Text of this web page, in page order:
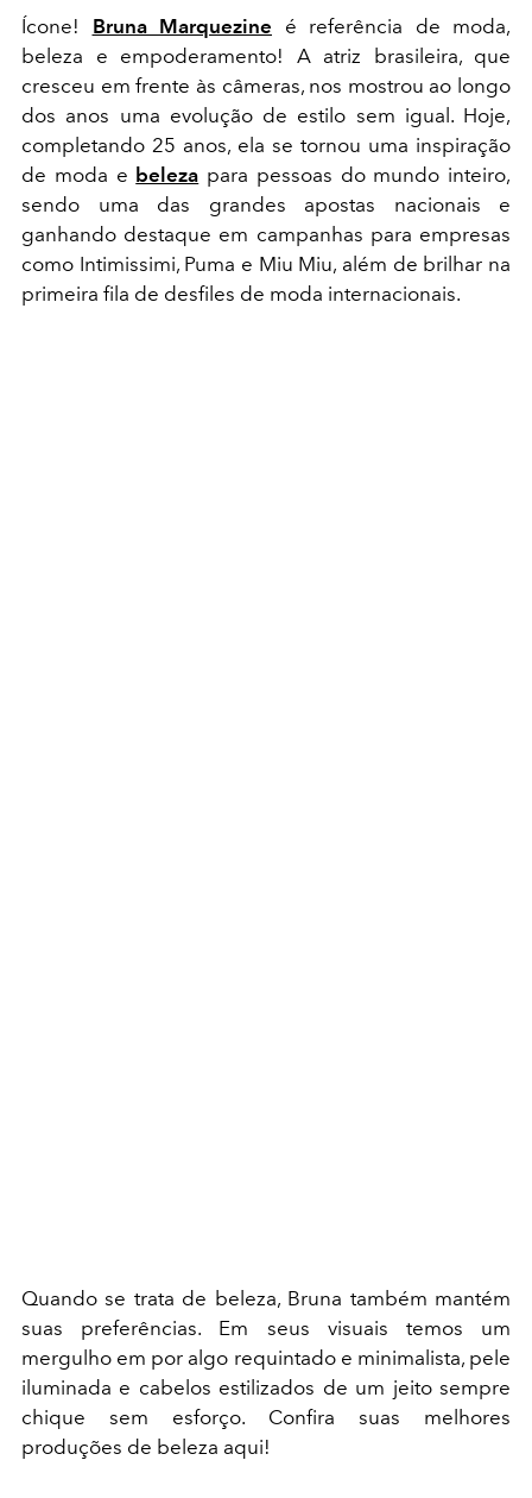
Ícone! Bruna Marquezine é referência de moda,
beleza e empoderamento! A atriz brasileira, que
cresceu em frente às câmeras, nos mostrou ao longo
dos anos uma evolução de estilo sem igual. Hoje,
completando 25 anos, ela se tornou uma inspiração
de moda e beleza para pessoas do mundo inteiro,
sendo uma das grandes apostas nacionais e
ganhando destaque em campanhas para empresas
como Intimissimi, Puma e Miu Miu, além de brilhar na
primeira fila de desfiles de moda internacionais.
Quando se trata de beleza, Bruna também mantém
suas preferências. Em seus visuais temos um
mergulho em por algo requintado e minimalista, pele
iluminada e cabelos estilizados de um jeito sempre
chique sem esforço. Confira suas melhores
produções de beleza aqui!